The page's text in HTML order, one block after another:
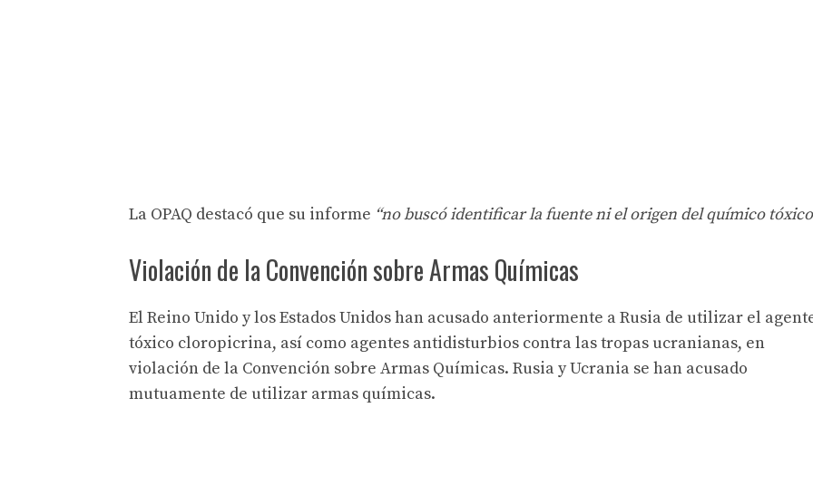
La OPAQ destacó que su informe “no buscó identificar la fuente ni el origen del químico
Violación de la Convención sobre Armas Químicas
El Reino Unido y los Estados Unidos han acusado anteriormente a Rusia de utilizar el
tóxico cloropicrina, así como agentes antidisturbios contra las tropas ucranianas, en
violación de la Convención sobre Armas Químicas. Rusia y Ucrania se han acusado
mutuamente de utilizar armas químicas.